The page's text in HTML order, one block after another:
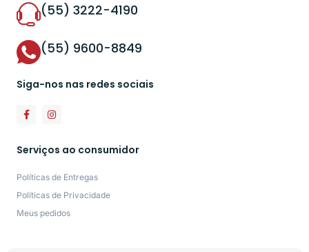
(55) 3222-4190
(55) 9600-8849
Siga-nos nas redes sociais
Serviços ao consumidor
Políticas de Entregas
Políticas de Privacidade
Meus pedidos